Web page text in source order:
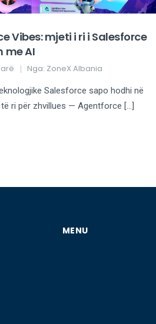
Vibes: mjeti i ri i Salesforce
me AI
Nga: ZoneX Albania
Salesforce sapo hodhi në
ri për zhvillues — Agentforce […]
MENU